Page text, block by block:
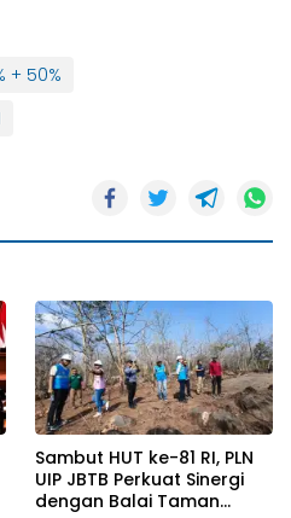
+ 50%
Sambut HUT ke-81 RI, PLN
UIP JBTB Perkuat Sinergi
dengan Balai Taman